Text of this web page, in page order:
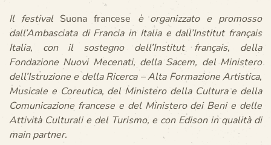
Il festival Suona francese è organizzato e promosso
dall’Ambasciata di Francia in Italia e dall’Institut français
Italia, con il sostegno dell’Institut français, della
Fondazione Nuovi Mecenati, della Sacem, del Ministero
dell’Istruzione e della Ricerca – Alta Formazione Artistica,
Musicale e Coreutica, del Ministero della Cultura e della
Comunicazione francese e del Ministero dei Beni e delle
Attività Culturali e del Turismo, e con Edison in qualità di
main partner.